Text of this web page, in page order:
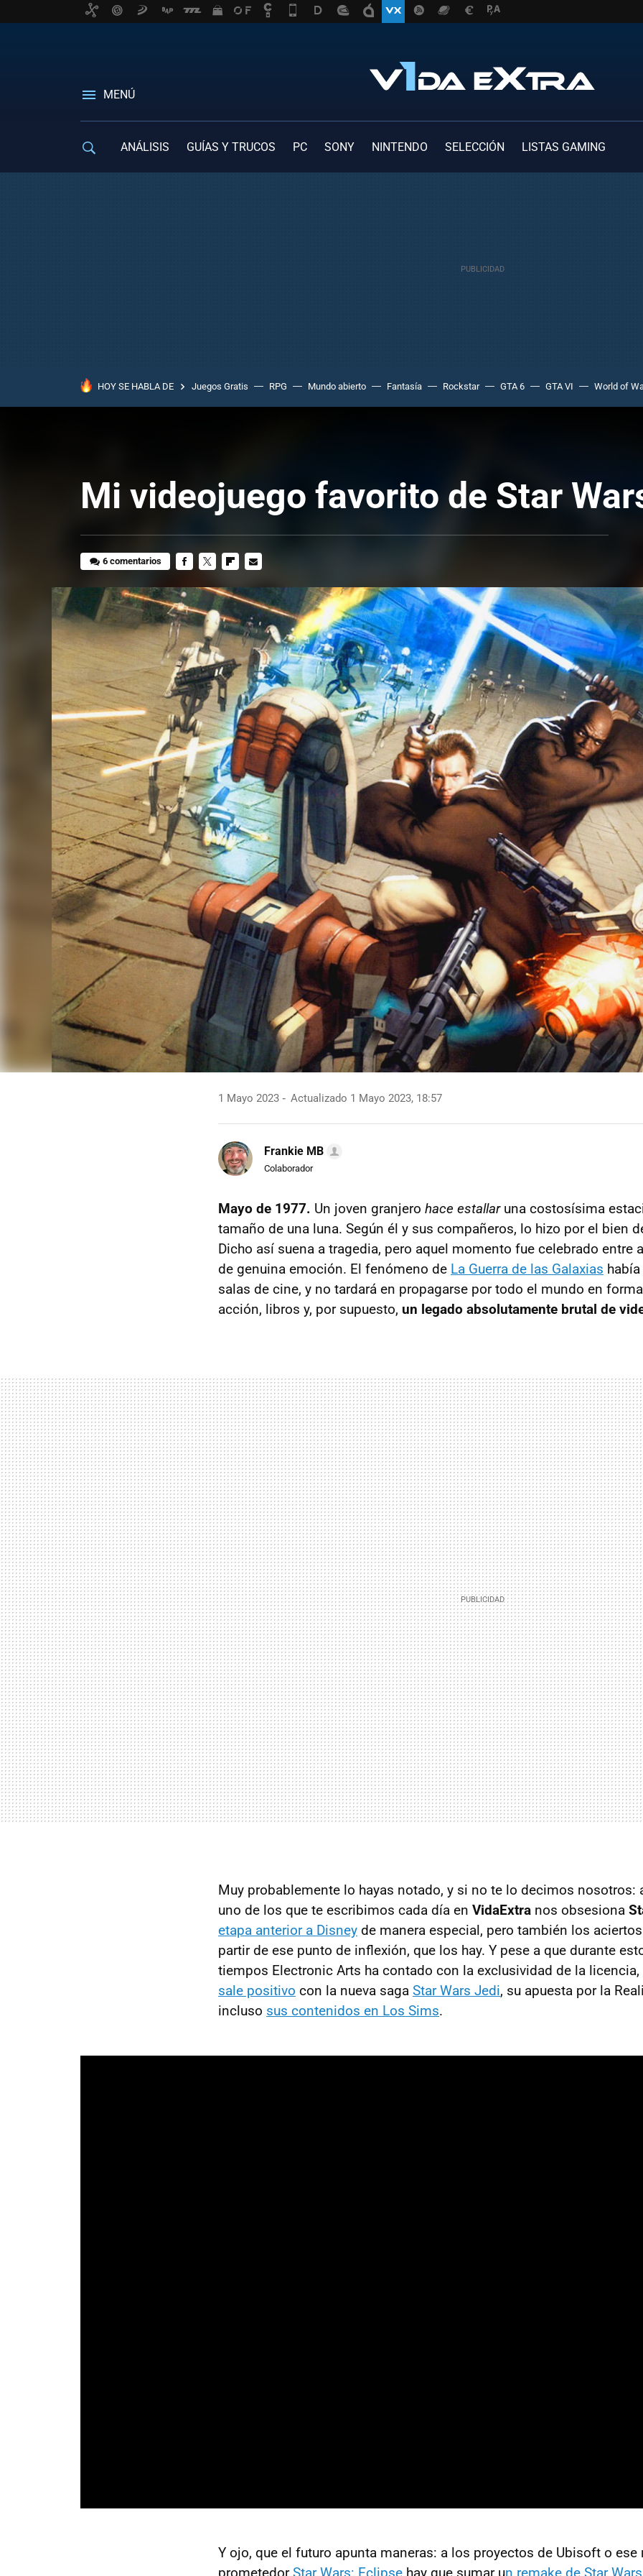
MENÚ
ANÁLISIS GUÍAS Y TRUCOS PC SONY NINTENDO SELECCIÓN LISTAS GAMING
HOY SE HABLA DE Juegos Gratis RPG Mundo abierto Fantasía Rockstar GTA 6 GTA VI World of
Mi videojuego favorito de Star
6 comentarios
MAIL
1 Mayo 2023 Actualizado 1 Mayo 2023, 18:57
Frankie MB
Colaborador
Mayo de 1977. Un joven granjero hace estallar una costosísima
tamaño de una luna. Según él y sus compañeros, lo hizo por el bien
Dicho así suena a tragedia, pero aquel momento fue celebrado entre
de genuina emoción. El fenómeno de La Guerra de las Galaxias
salas de cine, y no tardará en propagarse por todo el mundo en
acción, libros y, por supuesto, un legado absolutamente brutal de
Muy probablemente lo hayas notado, y si no te lo decimos nosotros:
uno de los que te escribimos cada día en VidaExtra nos obsesiona
etapa anterior a Disney de manera especial, pero también los
partir de ese punto de inflexión, que los hay. Y pese a que durante
tiempos Electronic Arts ha contado con la exclusividad de la licencia,
sale positivo con la nueva saga Star Wars Jedi, su apuesta por la
incluso sus contenidos en Los Sims.
Y ojo, que el futuro apunta maneras: a los proyectos de Ubisoft o ese
prometedorStar Wars: Eclipse hay que sumar un remake de Star